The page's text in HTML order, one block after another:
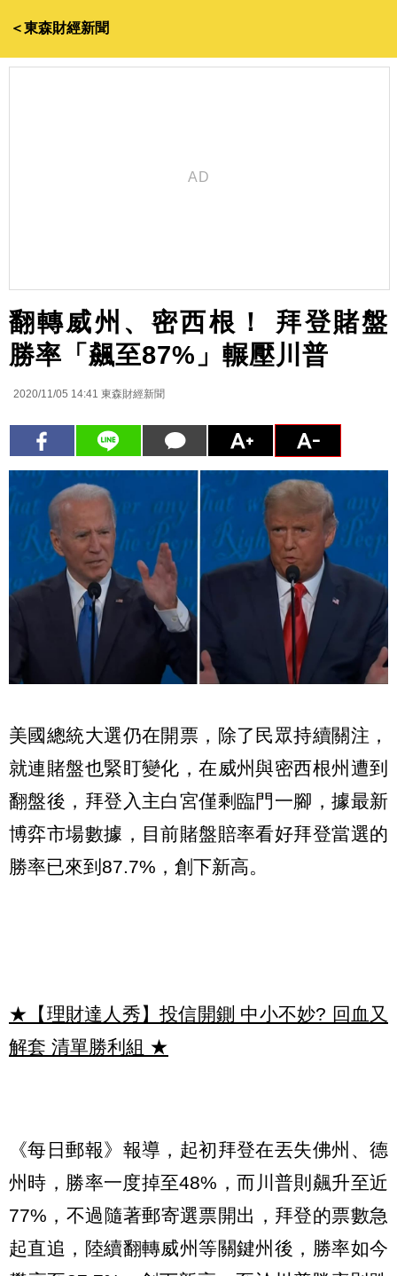
＜東森財經新聞
翻轉威州、密西根！ 拜登賭盤
勝率「飆至87%」輾壓川普
2020/11/05 14:41 東森財經新聞
美國總統大選仍在開票，除了民眾持續關注，
就連賭盤也緊盯變化，在威州與密西根州遭到
翻盤後，拜登入主白宮僅剩臨門一腳，據最新
博弈市場數據，目前賭盤賠率看好拜登當選的
勝率已來到87.7%，創下新高。
★【理財達人秀】投信開鍘 中小不妙? 回血又
解套 清單勝利組 ★
《每日郵報》報導，起初拜登在丟失佛州、德
州時，勝率一度掉至48%，而川普則飆升至近
77%，不過隨著郵寄選票開出，拜登的票數急
起直追，陸續翻轉威州等關鍵州後，勝率如今